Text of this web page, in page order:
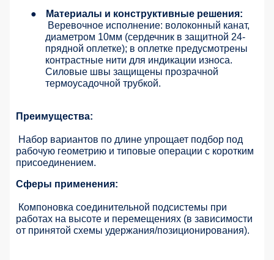
●
Материалы и конструктивные решения:
Веревочное исполнение: волоконный канат,
диаметром 10мм (сердечник в защитной 24-
прядной оплетке); в оплетке предусмотрены
контрастные нити для индикации износа.
Силовые швы защищены прозрачной
термоусадочной трубкой.
Преимущества:
Набор вариантов по длине упрощает подбор под
рабочую геометрию и типовые операции с коротким
присоединением.
Сферы применения:
Компоновка соединительной подсистемы при
работах на высоте и перемещениях (в зависимости
от принятой схемы удержания/позиционирования).